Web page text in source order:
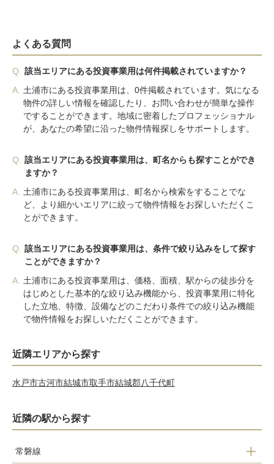
よくある質問
Q.
該当エリアにある投資事業用は何件掲載されていますか？
A.
土浦市にある投資事業用は、0件掲載されています。気になる
物件の詳しい情報を確認したり、お問い合わせが簡単な操作
ですることができます。地域に密着したプロフェッショナル
が、あなたの希望に沿った物件情報探しをサポートします。
Q.
該当エリアにある投資事業用は、町名からも探すことができ
ますか？
A.
土浦市にある投資事業用は、町名から検索をすることでな
ど、より細かいエリアに絞って物件情報をお探しいただくこ
とができます。
Q.
該当エリアにある投資事業用は、条件で絞り込みをして探す
ことができますか？
A.
土浦市にある投資事業用は、価格、面積、駅からの徒歩分を
はじめとした基本的な絞り込み機能から、投資事業用に特化
した立地、特徴、設備などのこだわり条件での絞り込み機能
で物件情報をお探しいただくことができます。
近隣エリアから探す
水戸市古河市結城市取手市結城郡八千代町
近隣の駅から探す
常磐線